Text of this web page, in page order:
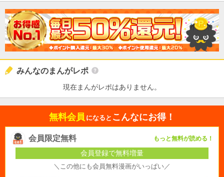
みんなのまんがレポ
現在まんがレポはありません。
無料会員 になると こんなにお得！
会員限定無料 もっと無料が読める！
会員登録で無料増量
＼この他にも会員無料漫画がいっぱい／